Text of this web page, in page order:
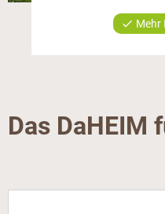
check Mehr
Das DaHEIM